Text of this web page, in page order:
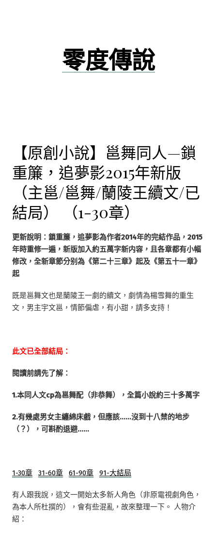
零度傳說
【原創小說】邕舞同人—鎖
重簾，追夢影2015年新版
（主邕/邕舞/蘭陵王續文/已
結局） （1-30章）
更新說明：鎖重簾，追夢影為作者2014年的完結作品，2015
年時重修一遍，新版加入約五萬字新内容，且各章都有小幅
修改，全新章節分别為《第二十三章》起及《第五十一章》
起
既是邕舞文也是蘭陵王一劇的續文，劇情為楊雪舞的重生
文，男主宇文邕，情節偏虐，有小甜，請多支持！
此文已全部結局：
閱讀前請先了解：
1.本同人文cp為邕舞配（非恭舞），全篇小說約三十多萬字
2.有幾處男女主纏綿床戲，但應該……沒到十八禁的地步
（？），可斟酌退避……
1-30章 31-60章 61-90章 91-大結局
有人跟我說，這文一開始太多新人角色（非原電視劇角色，
為本人所杜撰的），會有些混亂，故來整理一下。 人物介
紹：